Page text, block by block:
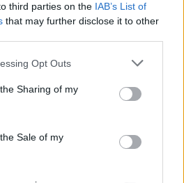
third parties on the IAB’s List of
that may further disclose it to other
app uses one or more Google
usage behaviour. You may click to
and its third-party tags to
purposes in below Google
Opt Outs
Sharing of my
Sale of my
le nostre ultime news
News
WS